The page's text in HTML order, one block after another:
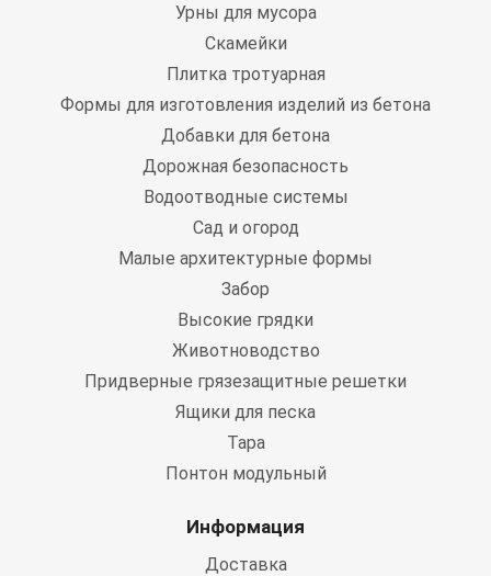
Урны для мусора
Скамейки
Плитка тротуарная
Формы для изготовления изделий из бетона
Добавки для бетона
Дорожная безопасность
Водоотводные системы
Сад и огород
Малые архитектурные формы
Забор
Высокие грядки
Животноводство
Придверные грязезащитные решетки
Ящики для песка
Тара
Понтон модульный
Информация
Доставка